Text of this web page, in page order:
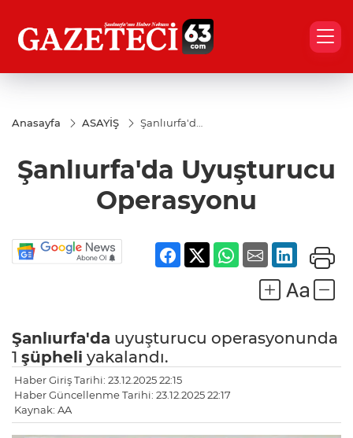
Anasayfa ASAYİŞ
Şanlıurfa'da
Şanlıurfa'da Uyuşturucu
Operasyonu
Şanlıurfa'da uyuşturucu operasyonunda
1 şüpheli yakalandı.
Haber Giriş Tarihi: 23.12.2025 22:15
Haber Güncellenme Tarihi: 23.12.2025 22:17
Kaynak: AA